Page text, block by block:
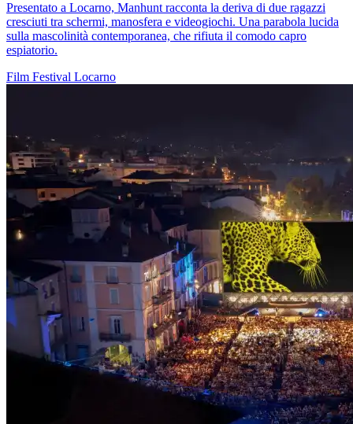
Presentato a Locarno, Manhunt racconta la deriva di due ragazzi
cresciuti tra schermi, manosfera e videogiochi. Una parabola lucida
sulla mascolinità contemporanea, che rifiuta il comodo capro
espiatorio.
Film Festival Locarno